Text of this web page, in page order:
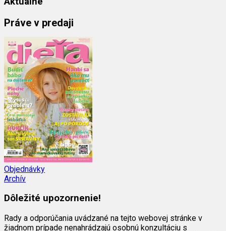
Práve v predaji
Objednávky
Archív
Dôležité upozornenie!
Rady a odporúčania uvádzané na tejto webovej stránke v
žiadnom prípade nenahrádzajú osobnú konzultáciu s